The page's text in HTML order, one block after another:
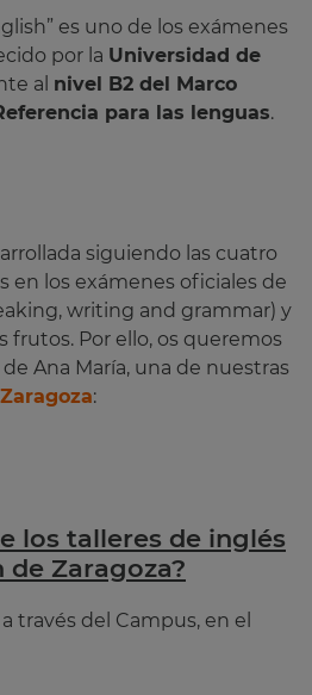
es uno de los exámenes
por la Universidad de
al nivel B2 del Marco
para las lenguas.
siguiendo las cuatro
en los exámenes oficiales de
writing and grammar) y
frutos. Por ello, os queremos
Ana María, una de nuestras
:
los talleres de inglés
Zaragoza?
través del Campus, en el